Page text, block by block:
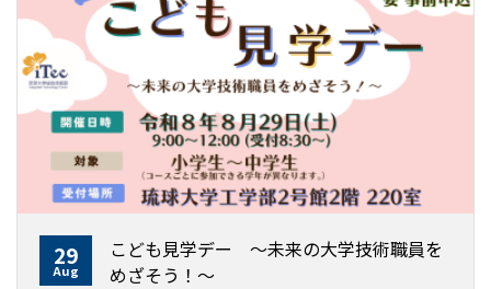
29
Aug
こども見学デー ～未来の大学技術職員を
めざそう！〜